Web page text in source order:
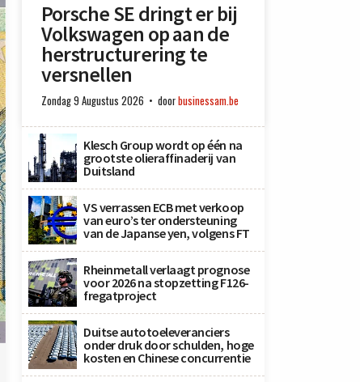
Porsche SE dringt er bij
Volkswagen op aan de
herstructurering te
versnellen
Zondag 9 Augustus 2026 doorbusinessam.be
Klesch Group wordt op één na
grootste olieraffinaderij van
Duitsland
VS verrassen ECB met verkoop
van euro’s ter ondersteuning
van de Japanse yen, volgens FT
Rheinmetall verlaagt prognose
voor 2026 na stopzetting F126-
fregatproject
Duitse autotoeleveranciers
onder druk door schulden, hoge
kosten en Chinese concurrentie